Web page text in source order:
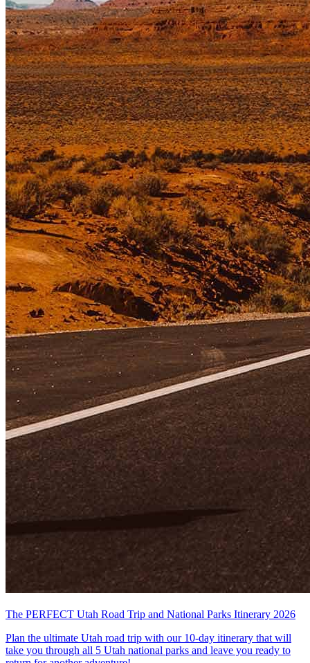
The PERFECT Utah Road Trip and National Parks Itinerary 2026
Plan the ultimate Utah road trip with our 10-day itinerary that will
take you through all 5 Utah national parks and leave you ready to